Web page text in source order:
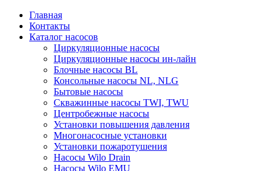
Главная
Контакты
Каталог насосов
Циркуляционные насосы
Циркуляционные насосы ин-лайн
Блочные насосы BL
Консольные насосы NL, NLG
Бытовые насосы
Скважинные насосы TWI, TWU
Центробежные насосы
Установки повышения давления
Многонасосные установки
Установки пожаротушения
Насосы Wilo Drain
Насосы Wilo EMU